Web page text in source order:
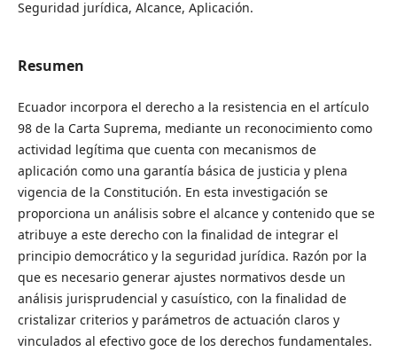
Seguridad jurídica, Alcance, Aplicación.
Resumen
Ecuador incorpora el derecho a la resistencia en el artículo
98 de la Carta Suprema, mediante un reconocimiento como
actividad legítima que cuenta con mecanismos de
aplicación como una garantía básica de justicia y plena
vigencia de la Constitución. En esta investigación se
proporciona un análisis sobre el alcance y contenido que se
atribuye a este derecho con la finalidad de integrar el
principio democrático y la seguridad jurídica. Razón por la
que es necesario generar ajustes normativos desde un
análisis jurisprudencial y casuístico, con la finalidad de
cristalizar criterios y parámetros de actuación claros y
vinculados al efectivo goce de los derechos fundamentales.